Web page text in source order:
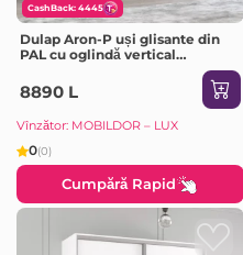
CashBack: 4445
Dulap Aron-P uși glisante din
PAL cu oglindă vertical
8890 L
Vînzător: MOBILDOR – LUX
0(0)
Cumpără Rapid